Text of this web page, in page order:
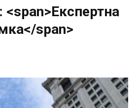
<span>Експертна
span>